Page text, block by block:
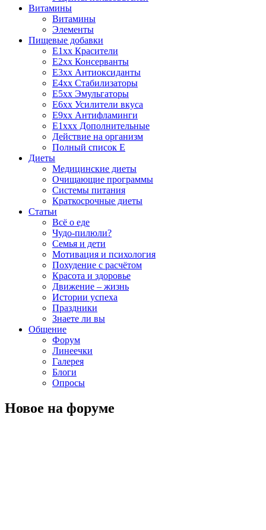
Витамины
Витамины
Элементы
Пищевые добавки
E1xx Красители
E2xx Консерванты
E3xx Антиоксиданты
E4xx Стабилизаторы
E5xx Эмульгаторы
E6xx Усилители вкуса
E9xx Антифламинги
E1xxx Дополнительные
Действие на организм
Полный список E
Диеты
Медицинские диеты
Очищающие программы
Системы питания
Краткосрочные диеты
Статьи
Всё о еде
Чудо-пилюли?
Семья и дети
Мотивация и психология
Похудение с расчётом
Красота и здоровье
Движение – жизнь
Истории успеха
Праздники
Знаете ли вы
Общение
Форум
Линеечки
Галерея
Блоги
Опросы
Новое на форуме